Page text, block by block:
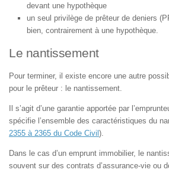
devant une hypothèque
un seul privilège de prêteur de deniers
bien, contrairement à une hypothèque.
Le nantissement
Pour terminer, il existe encore une autre
pour le prêteur : le nantissement.
Il s’agit d’une garantie apportée par
spécifie l’ensemble des caractéristiques du
2355 à 2365 du Code Civil ).
Dans le cas d’un emprunt immobilier, le
souvent sur des contrats d’assurance-vie ou